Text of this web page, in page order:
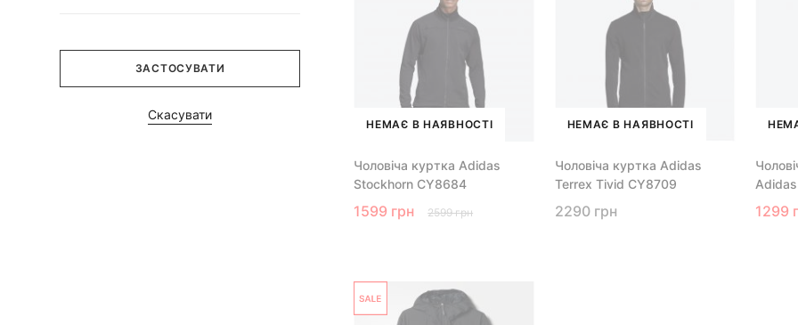
ЗАСТОСУВАТИ
Скасувати
НЕМАЄ В НАЯВНОСТІ
Чоловіча куртка Adidas
Stockhorn CY8684
1599 грн 2599 грн
НЕМАЄ В НАЯВНОСТІ
Чоловіча куртка Adidas
Terrex Tivid CY8709
2290 грн 1299